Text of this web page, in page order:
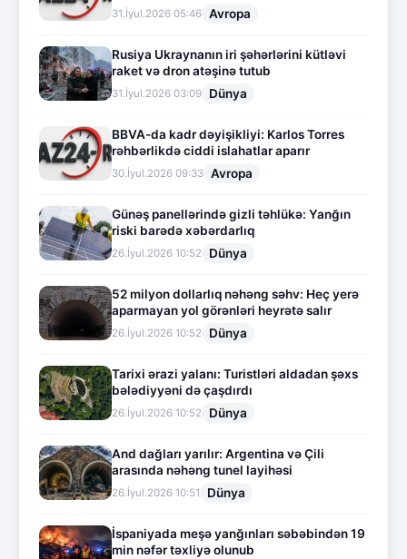
31.İyul.2026 05:46 Avropa
Rusiya Ukraynanın iri şəhərlərini kütləvi
raket və dron atəşinə tutub
31.İyul.2026 03:09 Dünya
BBVA-da kadr dəyişikliyi: Karlos Torres
rəhbərlikdə ciddi islahatlar aparır
30.İyul.2026 09:33 Avropa
Günəş panellərində gizli təhlükə: Yanğın
riski barədə xəbərdarlıq
26.İyul.2026 10:52 Dünya
52 milyon dollarlıq nəhəng səhv: Heç yerə
aparmayan yol görənləri heyrətə salır
26.İyul.2026 10:52 Dünya
Tarixi ərazi yalanı: Turistləri aldadan şəxs
bələdiyyəni də çaşdırdı
26.İyul.2026 10:52 Dünya
And dağları yarılır: Argentina və Çili
arasında nəhəng tunel layihəsi
26.İyul.2026 10:51 Dünya
İspaniyada meşə yanğınları səbəbindən 19
min nəfər təxliyə olunub